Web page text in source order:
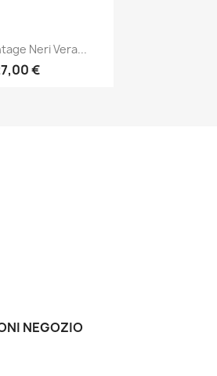
Neri Vera...
€
NEGOZIO